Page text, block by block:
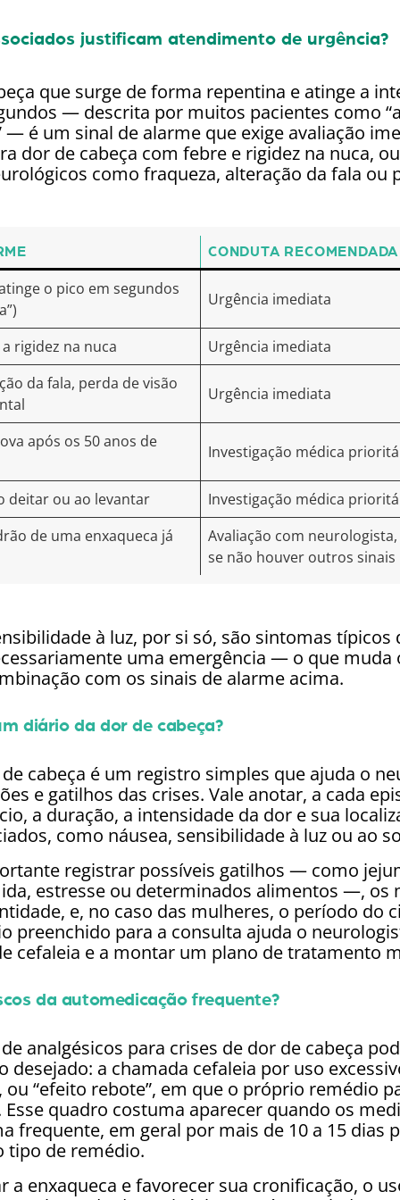
justificam atendimento de urgência?
que surge de forma repentina e atinge a
— descrita por muitos pacientes como
— é um sinal de alarme que exige avaliação
dor de cabeça com febre e rigidez na nuca,
como fraqueza, alteração da fala ou
CONDUTA RECOMENDADA
o pico em segundos
Urgência imediata
rigidez na nuca
Urgência imediata
da fala, perda de visão
Urgência imediata
após os 50 anos de
Investigação médica
deitar ou ao levantar
Investigação médica
de uma enxaqueca já
Avaliação com
se não houver outros sinais
à luz, por si só, são sintomas típicos
uma emergência — o que muda
com os sinais de alarme acima.
diário da dor de cabeça?
cabeça é um registro simples que ajuda o
e gatilhos das crises. Vale anotar, a cada
a duração, a intensidade da dor e sua
como náusea, sensibilidade à luz ou ao
registrar possíveis gatilhos — como
estresse ou determinados alimentos —, os
e, no caso das mulheres, o período do
preenchido para a consulta ajuda o
cefaleia e a montar um plano de tratamento
da automedicação frequente?
analgésicos para crises de dor de cabeça
desejado: a chamada cefaleia por uso
“efeito rebote”, em que o próprio remédio
quadro costuma aparecer quando os
frequente, em geral por mais de 10 a 15 dias
tipo de remédio.
a enxaqueca e favorecer sua cronificação, o